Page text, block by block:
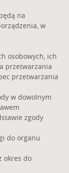
na
w
osobowych, ich
przetwarzania
przetwarzania
w dowolnym
zgody
do organu
okres do